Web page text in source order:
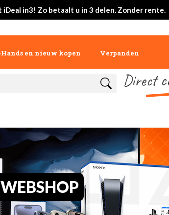
iDeal in3! Zo betaalt u in 3 delen. Zonder rente.
en nieuw kopen Verpanden
Direct
WEBSHOP